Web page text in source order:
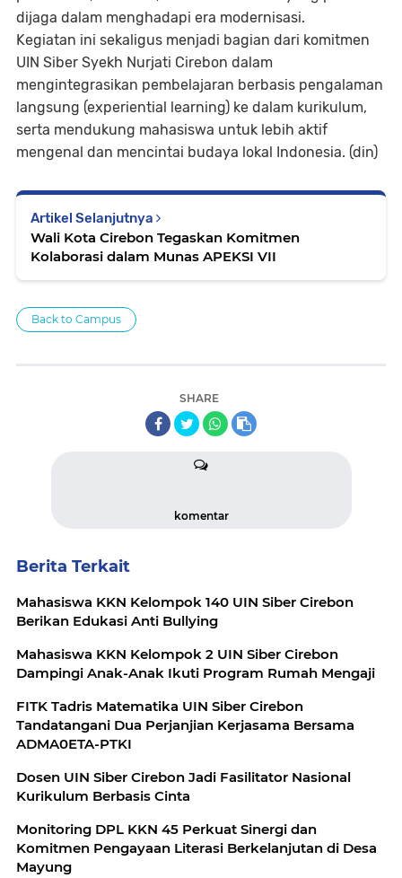
dijaga dalam menghadapi era modernisasi.
Kegiatan ini sekaligus menjadi bagian dari komitmen
UIN Siber Syekh Nurjati Cirebon dalam
mengintegrasikan pembelajaran berbasis pengalaman
langsung (experiential learning) ke dalam kurikulum,
serta mendukung mahasiswa untuk lebih aktif
mengenal dan mencintai budaya lokal Indonesia. (din)
Artikel Selanjutnya
Wali Kota Cirebon Tegaskan Komitmen
Kolaborasi dalam Munas APEKSI VII
Back to Campus
SHARE
komentar
Berita Terkait
Mahasiswa KKN Kelompok 140 UIN Siber Cirebon
Berikan Edukasi Anti Bullying
Mahasiswa KKN Kelompok 2 UIN Siber Cirebon
Dampingi Anak-Anak Ikuti Program Rumah Mengaji
FITK Tadris Matematika UIN Siber Cirebon
Tandatangani Dua Perjanjian Kerjasama Bersama
ADMA0ETA-PTKI
Dosen UIN Siber Cirebon Jadi Fasilitator Nasional
Kurikulum Berbasis Cinta
Monitoring DPL KKN 45 Perkuat Sinergi dan
Komitmen Pengayaan Literasi Berkelanjutan di Desa
Mayung